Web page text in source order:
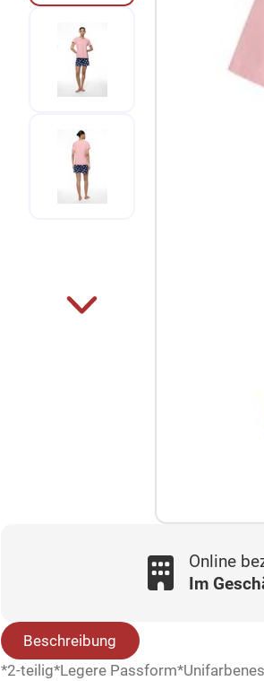
Online
Im
Beschreibung
*2-teilig*Legere